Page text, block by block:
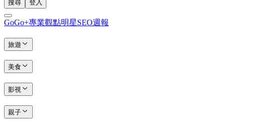
搜尋 登入
GoGo+專業觀點明星SEO週報
旅遊
美食
影視
親子